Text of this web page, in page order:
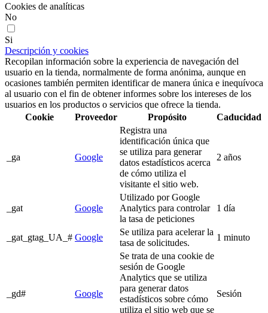
Cookies de analíticas
No
Si
Descripción y cookies
Recopilan información sobre la experiencia de navegación del
usuario en la tienda, normalmente de forma anónima, aunque en
ocasiones también permiten identificar de manera única e inequívoca
al usuario con el fin de obtener informes sobre los intereses de los
usuarios en los productos o servicios que ofrece la tienda.
Cookie
Proveedor Propósito Caducidad
_ga Google
Registra una
identificación única que
se utiliza para generar
datos estadísticos acerca
de cómo utiliza el
visitante el sitio web.
2 años
_gat Google
Utilizado por Google
Analytics para controlar
la tasa de peticiones
1 día
_gat_gtag_UA_# Google
Se utiliza para acelerar la
tasa de solicitudes.
1 minuto
_gd# Google
Se trata de una cookie de
sesión de Google
Analytics que se utiliza
para generar datos
estadísticos sobre cómo
utiliza el sitio web que se
Sesión